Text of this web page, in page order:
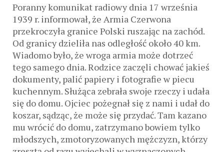
Poranny komunikat radiowy dnia 17 września
1939 r. informował, że Armia Czerwona
przekroczyła granice Polski ruszając na zachód.
Od granicy dzieliła nas odległość około 40 km.
Wiadomo było, że wroga armia może dotrzeć
tego samego dnia. Rodzice zaczęli chować jakieś
dokumenty, palić papiery i fotografie w piecu
kuchennym. Służąca zebrała swoje rzeczy i udała
się do domu. Ojciec pożegnał się z nami i udał do
koszar, sądząc, że może się przydać. Tam kazano
mu wrócić do domu, zatrzymano bowiem tylko
młodszych, zmotoryzowanych mężczyzn, którzy